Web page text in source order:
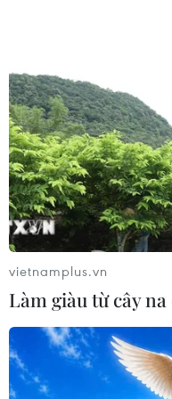
#Cuba #Quan hệ
vietnamplus.vn
Làm giàu từ cây